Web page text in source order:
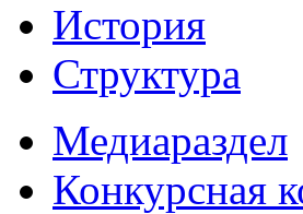
История
Структура
Медиараздел
Конкурсная